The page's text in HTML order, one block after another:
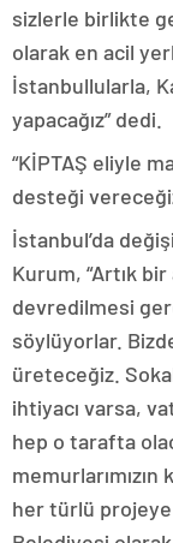
sizlerle birlikte
olarak en acil
İstanbullularla,
yapacağız” dedi.
“KİPTAŞ eliyle
desteği
İstanbul’da
Kurum, “Artık
devredilmesi
söylüyorlar.
üreteceğiz.
ihtiyacı varsa,
hep o tarafta
her türlü